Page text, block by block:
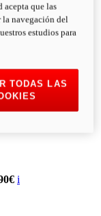
i
acepta que las
la navegación del
estudios para
TODAS LAS